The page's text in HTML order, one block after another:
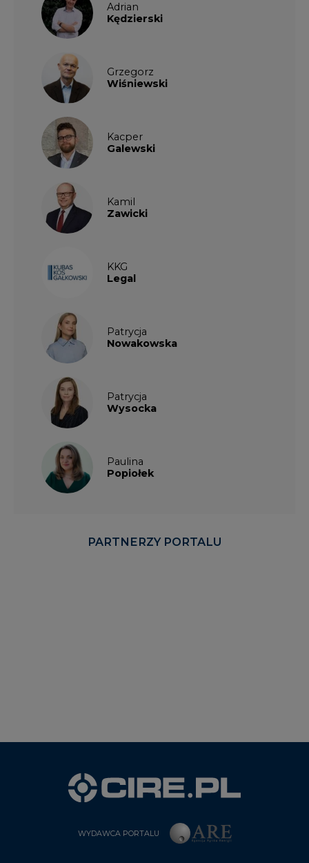
Adrian
Kędzierski
Grzegorz
Wiśniewski
Kacper
Galewski
Kamil
Zawicki
KKG
Legal
Patrycja
Nowakowska
Patrycja
Wysocka
Paulina
Popiołek
PARTNERZY PORTALU
WYDAWCA PORTALU